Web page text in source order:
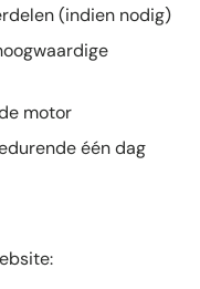
(indien nodig)
motor
één dag